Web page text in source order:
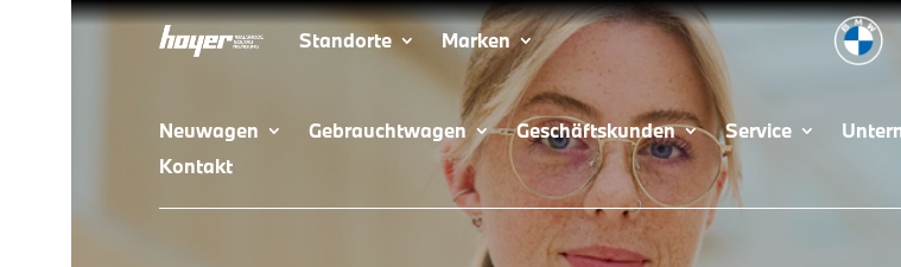
Standorte Marken
Neuwagen Gebrauchtwagen Geschäftskunden Service
Kontakt